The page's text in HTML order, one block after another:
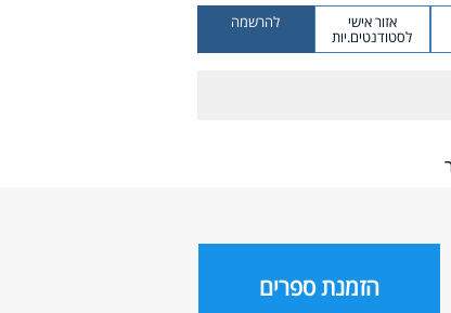
אזור אישי
לסטודנטים.יות
להרשמה
הזמנת ספרים